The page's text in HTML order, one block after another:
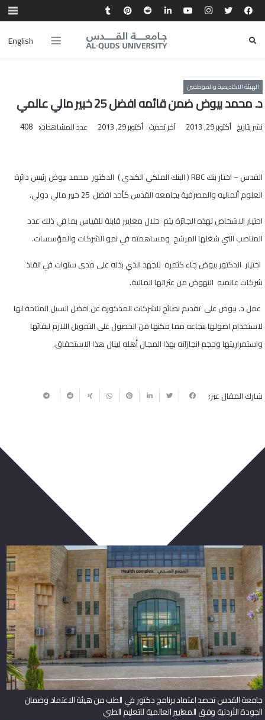
English
الهيئة الاكاديمية والموظفين
د. محمد بيوض ضمن قائمه افضل 25 خبير مالي عالمي
نشر بتاريخ أكتوبر 29, 2013 آخر تحديث أكتوبر 29, 2013 عدد المشاهدات: 408
القدس – اختار بنكRBC( البنك الملكي الكندي ) الدكتور محمد بيوض رئيس دائرة
العلوم ألماليه والمصرفية بجامعه القدس كأحد افضل 25 خبير مالي دولي.
اختيار الاشخاص لهذه الجائزة يتم خلال معايير قابلة للقياس بما في ذلك عدد
المناصب التي شغلها المرشح ومساهمته في نمو الشركات والمؤسسات.
اختيار الدكتور بيوض جاء كثمره للجهد الذي بذله على مدى سنوات في انقاذ
شركات عالميه النهوض من عثراتها المالية.
عمل د. بيوض على تقديم نصائح للشركات المذكورة عن افضل السبل المتاحة لها
لاستخدام اصولها بنجاعه مما مكنها من الحصول على التمويل اللازم لبقائها
واستمراريتها وحجم انجازاته بهذا المجال أهله لينال هذا الاستحقاق.
شارك المقال عبر:
جامعة القدس تحصد اعتماد برنامج دكتور في الطب من هيئة الاعتماد وضمان
الجودة الأردنية وفق المعايير العالمية للتعليم الطبي